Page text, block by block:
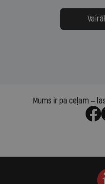
Mums ir pa ceļam —